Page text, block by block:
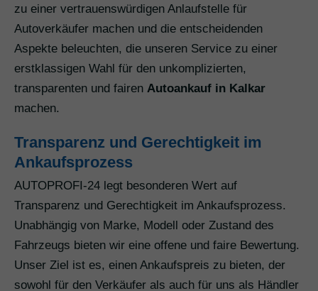
zu einer vertrauenswürdigen Anlaufstelle für
Autoverkäufer machen und die entscheidenden
Aspekte beleuchten, die unseren Service zu einer
erstklassigen Wahl für den unkomplizierten,
transparenten und fairen Autoankauf in Kalkar
machen.
Transparenz und Gerechtigkeit im
Ankaufsprozess
AUTOPROFI-24 legt besonderen Wert auf
Transparenz und Gerechtigkeit im Ankaufsprozess.
Unabhängig von Marke, Modell oder Zustand des
Fahrzeugs bieten wir eine offene und faire Bewertung.
Unser Ziel ist es, einen Ankaufspreis zu bieten, der
sowohl für den Verkäufer als auch für uns als Händler